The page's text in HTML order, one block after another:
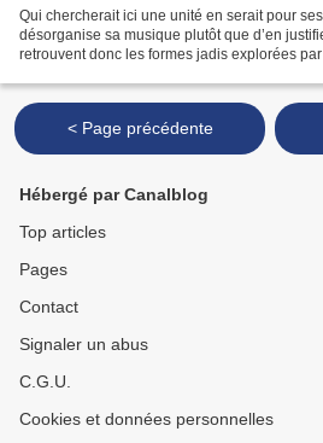
Qui chercherait ici une unité en serait pour
désorganise sa musique plutôt que d’en
retrouvent donc les formes jadis explorées
< Page précédente
Hébergé par Canalblog
Top articles
Pages
Contact
Signaler un abus
C.G.U.
Cookies et données personnelles